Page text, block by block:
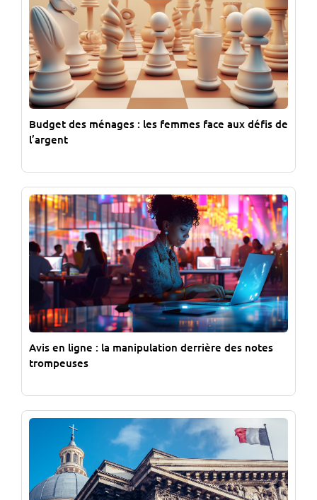
Budget des ménages : les femmes face aux défis de
l’argent
Avis en ligne : la manipulation derrière des notes
trompeuses